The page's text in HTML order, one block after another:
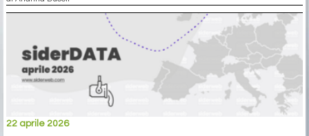
22 aprile 2026